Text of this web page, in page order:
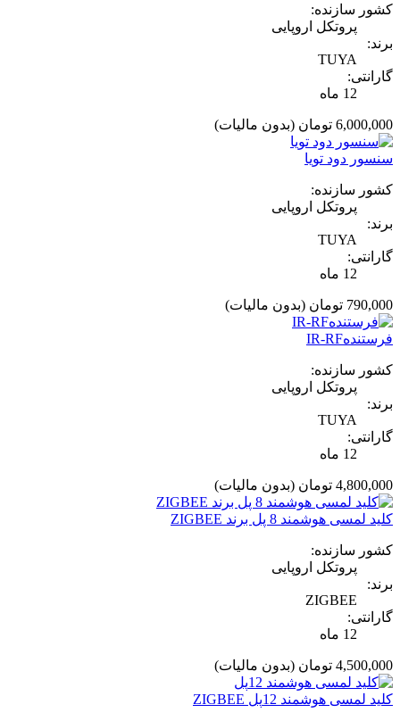
کشور سازنده:
پروتکل اروپایی
برند:
TUYA
گارانتی:
12 ماه
6,000,000 تومان (بدون مالیات)
سنسور دود تویا
کشور سازنده:
پروتکل اروپایی
برند:
TUYA
گارانتی:
12 ماه
790,000 تومان (بدون مالیات)
فرستندهIR-RF
کشور سازنده:
پروتکل اروپایی
برند:
TUYA
گارانتی:
12 ماه
4,800,000 تومان (بدون مالیات)
کلید لمسی هوشمند 8 پل برند ZIGBEE
کشور سازنده:
پروتکل اروپایی
برند:
ZIGBEE
گارانتی:
12 ماه
4,500,000 تومان (بدون مالیات)
کلید لمسی هوشمند 12پل ZIGBEE